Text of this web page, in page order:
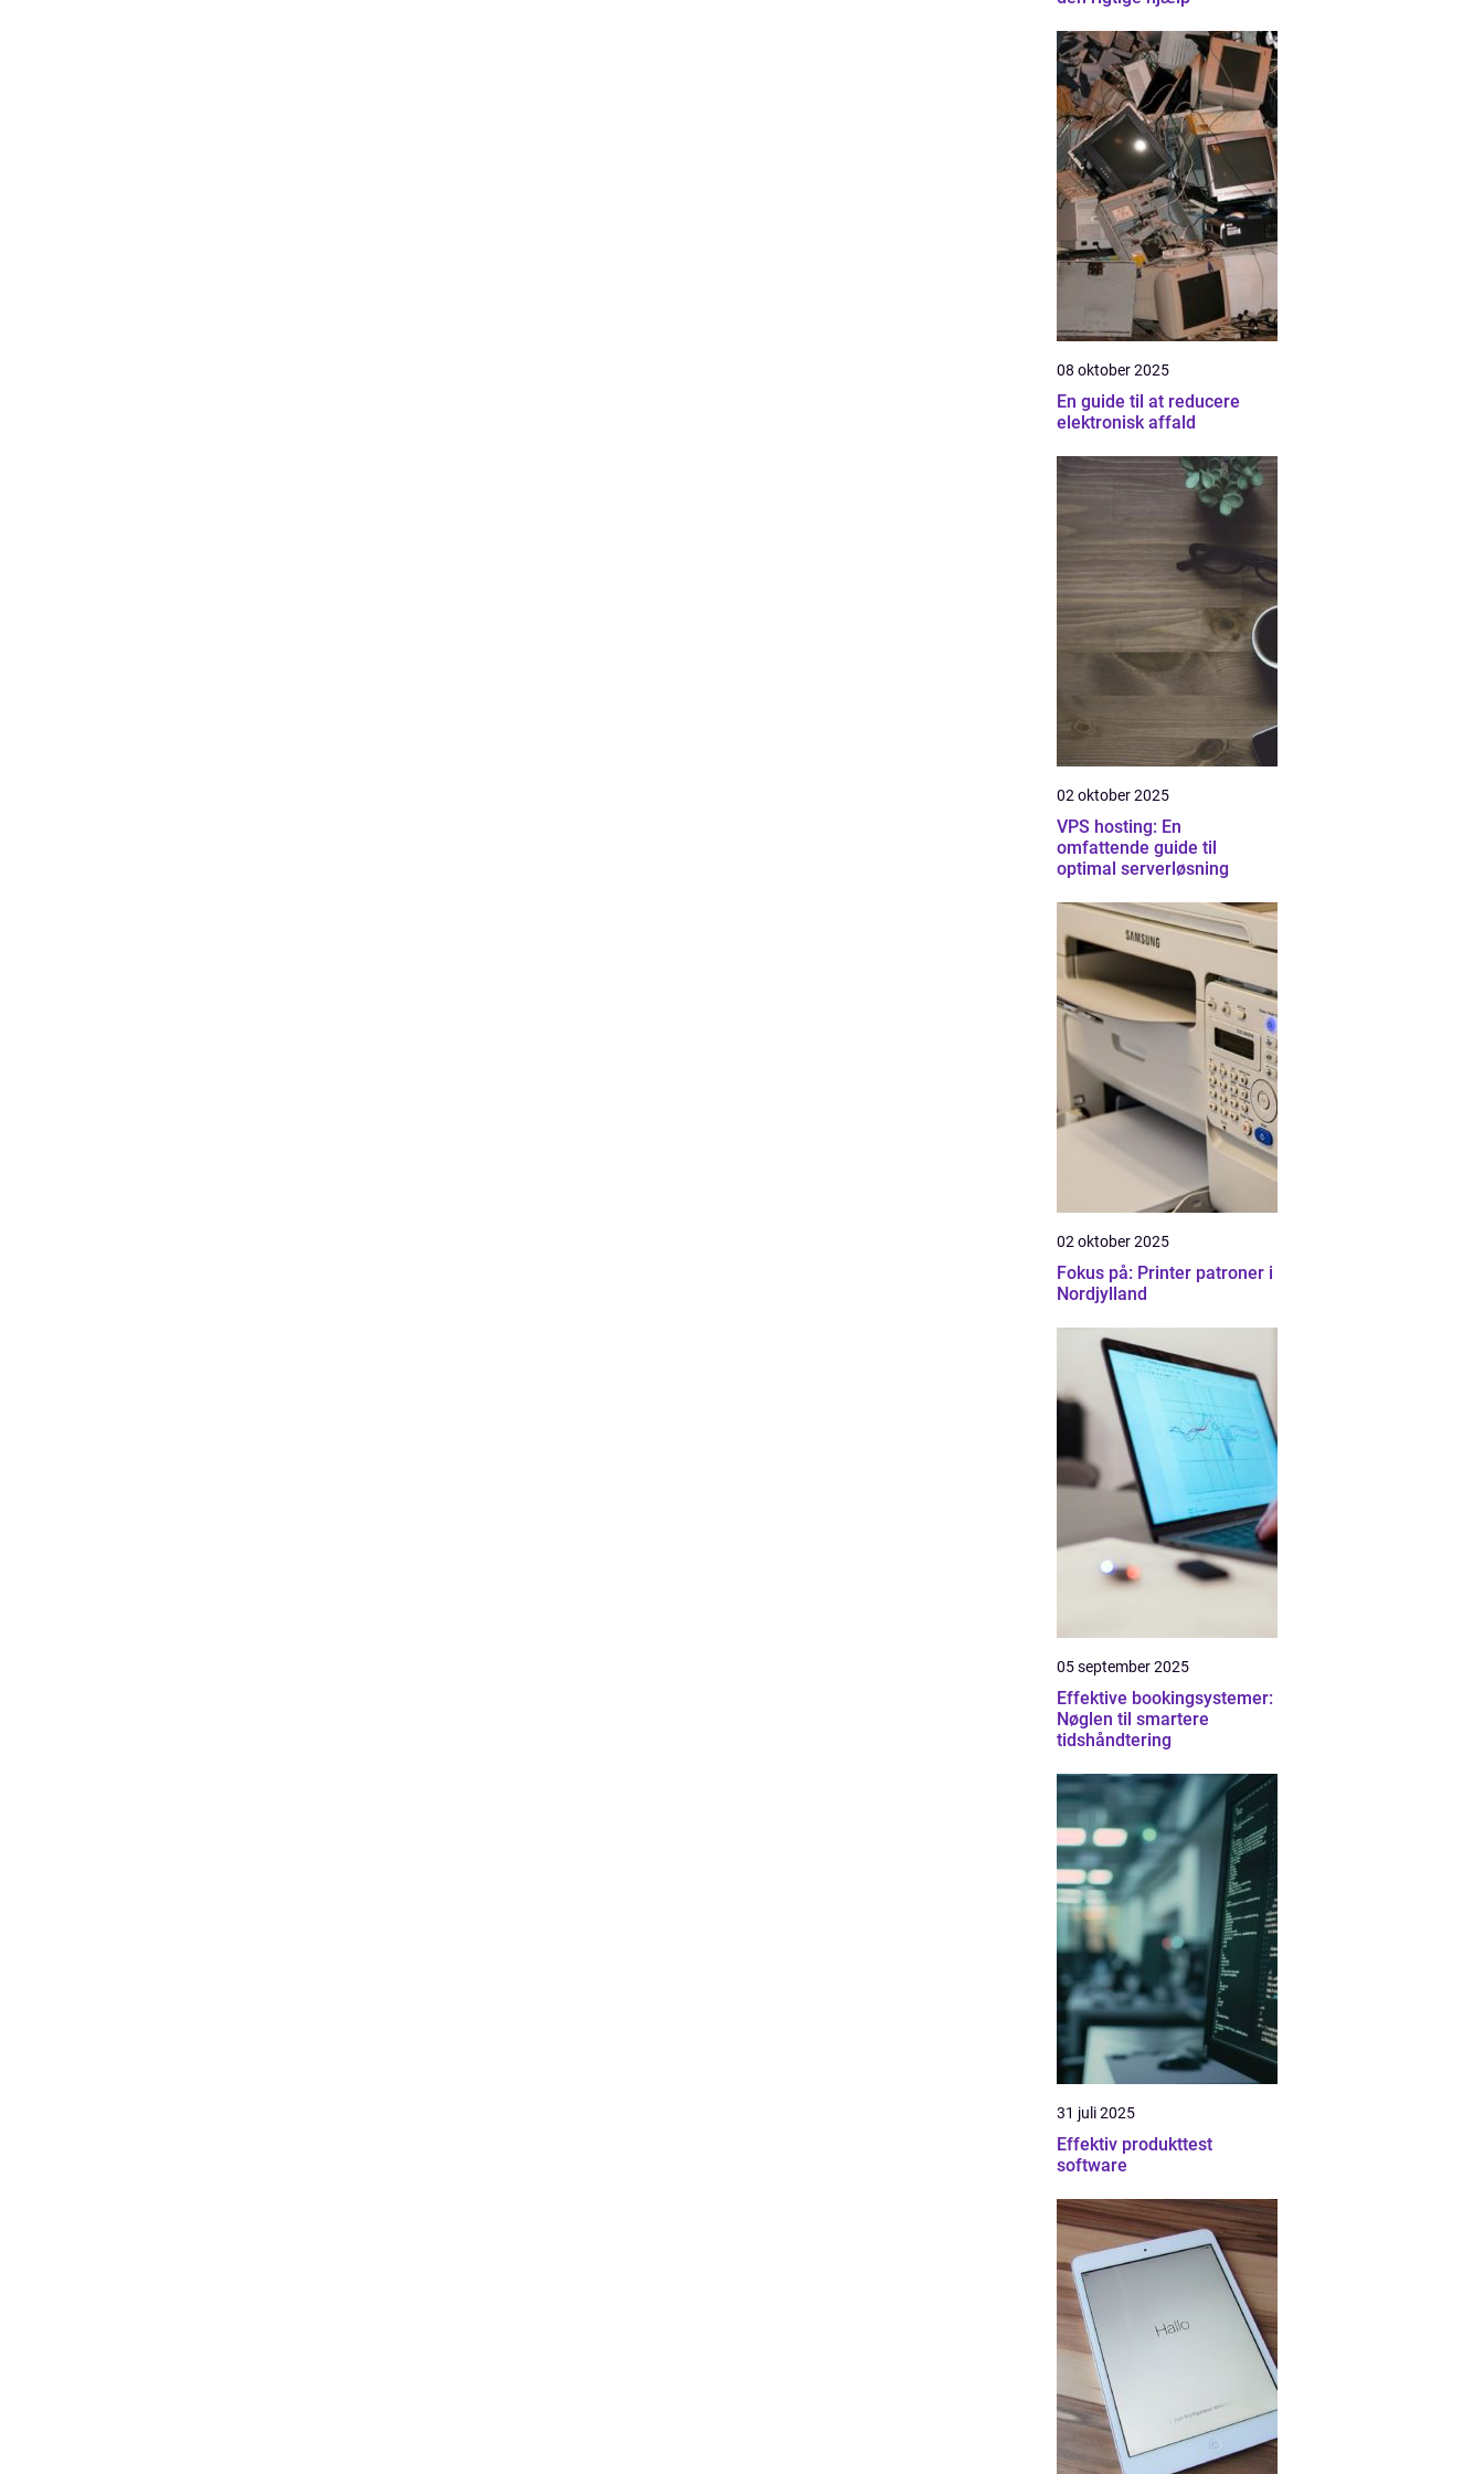
08 oktober 2025
En guide til at reducere
elektronisk affald
02 oktober 2025
VPS hosting: En
omfattende guide til
optimal serverløsning
02 oktober 2025
Fokus på: Printer patroner i
Nordjylland
05 september 2025
Effektive bookingsystemer:
Nøglen til smartere
tidshåndtering
31 juli 2025
Effektiv produkttest
software